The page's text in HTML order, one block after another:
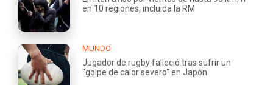
en 10 regiones, incluida la RM
MUNDO
Jugador de rugby falleció tras sufrir un
"golpe de calor severo" en Japón